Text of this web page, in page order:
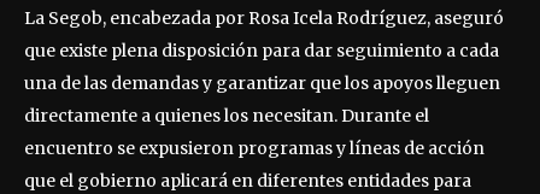
La Segob, encabezada por Rosa Icela Rodríguez, aseguró
que existe plena disposición para dar seguimiento a cada
una de las demandas y garantizar que los apoyos lleguen
directamente a quienes los necesitan. Durante el
encuentro se expusieron programas y líneas de acción
que el gobierno aplicará en diferentes entidades para